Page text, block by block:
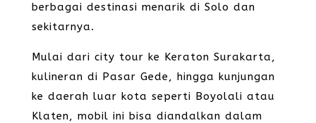
berbagai destinasi menarik di Solo dan
sekitarnya.
Mulai dari city tour ke Keraton Surakarta,
kulineran di Pasar Gede, hingga kunjungan
ke daerah luar kota seperti Boyolali atau
Klaten, mobil ini bisa diandalkan dalam